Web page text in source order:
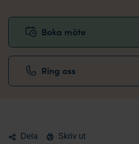
Boka möte
Ring oss
Dela Skriv ut